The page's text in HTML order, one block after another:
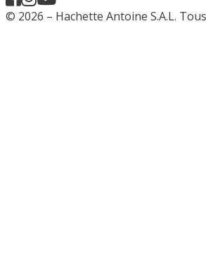
© 2026 – Hachette Antoine S.A.L.